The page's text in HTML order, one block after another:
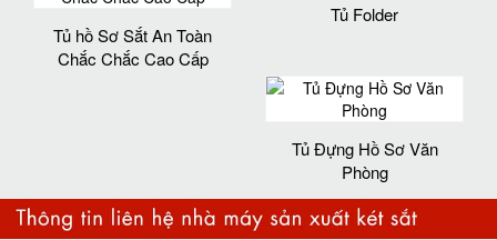
Tủ hồ Sơ Sắt An Toàn
Chắc Chắc Cao Cấp
Tủ Folder
Tủ Đựng Hồ Sơ Văn
Phòng